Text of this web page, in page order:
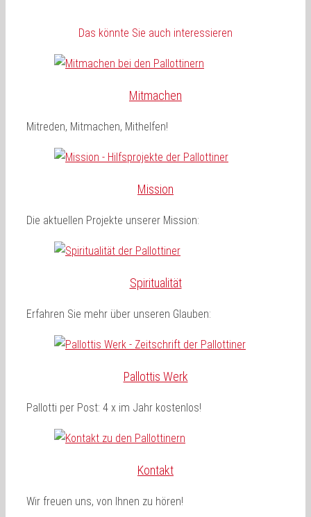
Das könnte Sie auch interessieren
Mitmachen
Mitreden, Mitmachen, Mithelfen!
Mission
Die aktuellen Projekte unserer Mission:
Spiritualität
Erfahren Sie mehr über unseren Glauben:
Pallottis Werk
Pallotti per Post: 4 x im Jahr kostenlos!
Kontakt
Wir freuen uns, von Ihnen zu hören!